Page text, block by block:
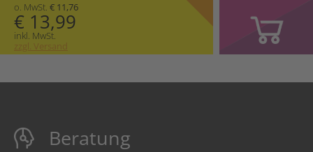
o. MwSt. € 11,76
€ 13,99
inkl. MwSt.
zzgl. Versand
Beratung